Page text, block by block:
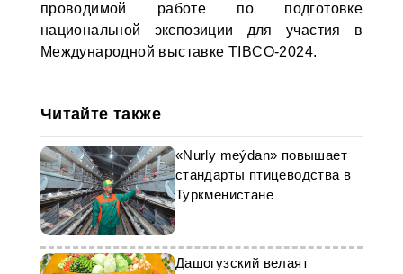
проводимой работе по подготовке
национальной экспозиции для участия в
Международной выставке TIBCO-2024.
Читайте также
«Nurly meýdan» повышает
стандарты птицеводства в
Туркменистане
Дашогузский велаят